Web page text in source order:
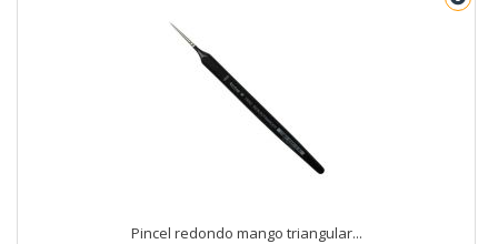
Pincel redondo mango triangular...